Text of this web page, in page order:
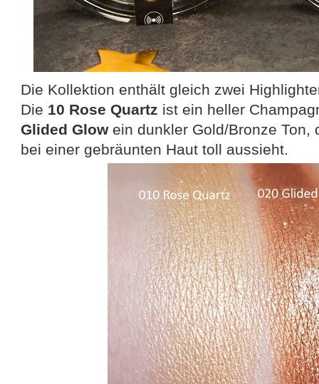
Die Kollektion enthält gleich zwei
Die 10 Rose Quartz ist ein heller
Glided Glowein dunkler Gold/Bronze Ton,
bei einer gebräunten Haut toll aussieht.